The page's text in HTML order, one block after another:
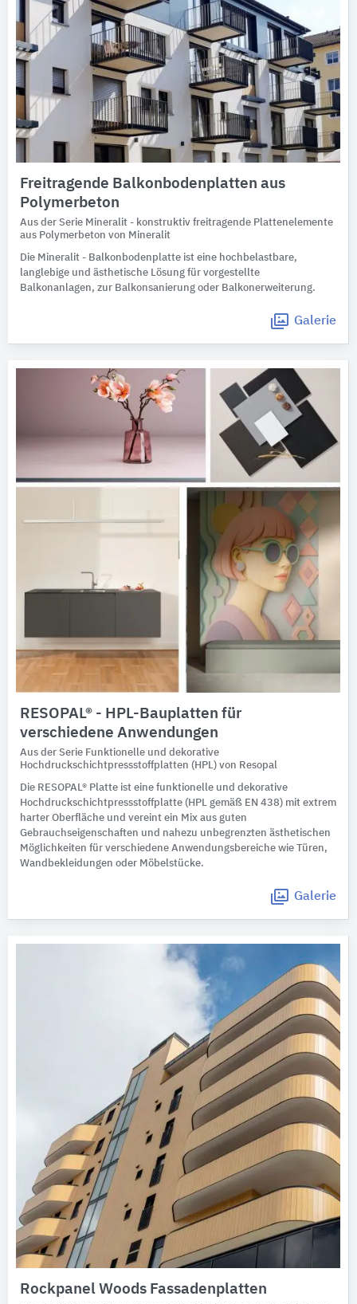
Freitragende Balkonbodenplatten aus
Polymerbeton
Aus der Serie Mineralit - konstruktiv freitragende Plattenelemente
aus Polymerbeton von Mineralit
Die Mineralit - Balkonbodenplatte ist eine hochbelastbare,
langlebige und ästhetische Lösung für vorgestellte
Balkonanlagen, zur Balkonsanierung oder Balkonerweiterung.
Galerie
RESOPAL® - HPL-Bauplatten für
verschiedene Anwendungen
Aus der Serie Funktionelle und dekorative
Hochdruckschichtpressstoffplatten (HPL) von Resopal
Die RESOPAL® Platte ist eine funktionelle und dekorative
Hochdruckschichtpressstoffplatte (HPL gemäß EN 438) mit extrem
harter Oberfläche und vereint ein Mix aus guten
Gebrauchseigenschaften und nahezu unbegrenzten ästhetischen
Möglichkeiten für verschiedene Anwendungsbereiche wie Türen,
Wandbekleidungen oder Möbelstücke.
Galerie
Rockpanel Woods Fassadenplatten